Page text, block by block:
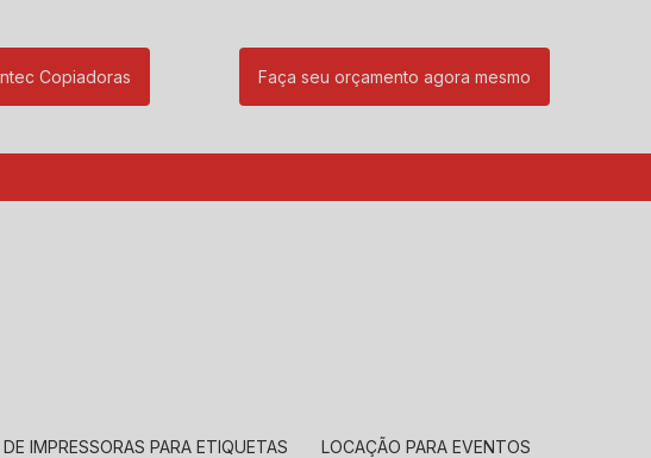
Copiadoras Faça seu orçamento agora mesmo
DE IMPRESSORAS PARA ETIQUETAS LOCAÇÃO PARA EVENTOS